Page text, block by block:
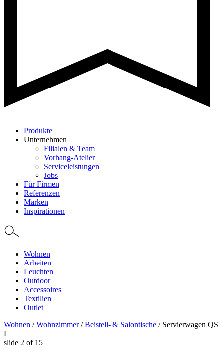
Produkte
Unternehmen
Filialen & Team
Vorhang-Atelier
Serviceleistungen
Jobs
Für Firmen
Referenzen
Marken
Inspirationen
Wohnen
Arbeiten
Leuchten
Outdoor
Accessoires
Textilien
Outlet
Wohnen /Wohnzimmer/Beistell- & Salontische / Servierwagen QS
L
slide 2 of 15